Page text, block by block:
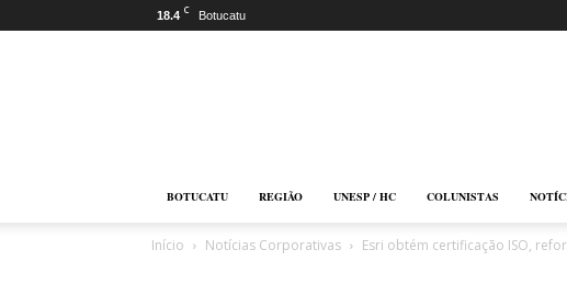
18.4 C Botucatu
BOTUCATU REGIÃO UNESP / HC COLUNISTAS
Início Notícias Corporativas Esri obtém certificação ISO,